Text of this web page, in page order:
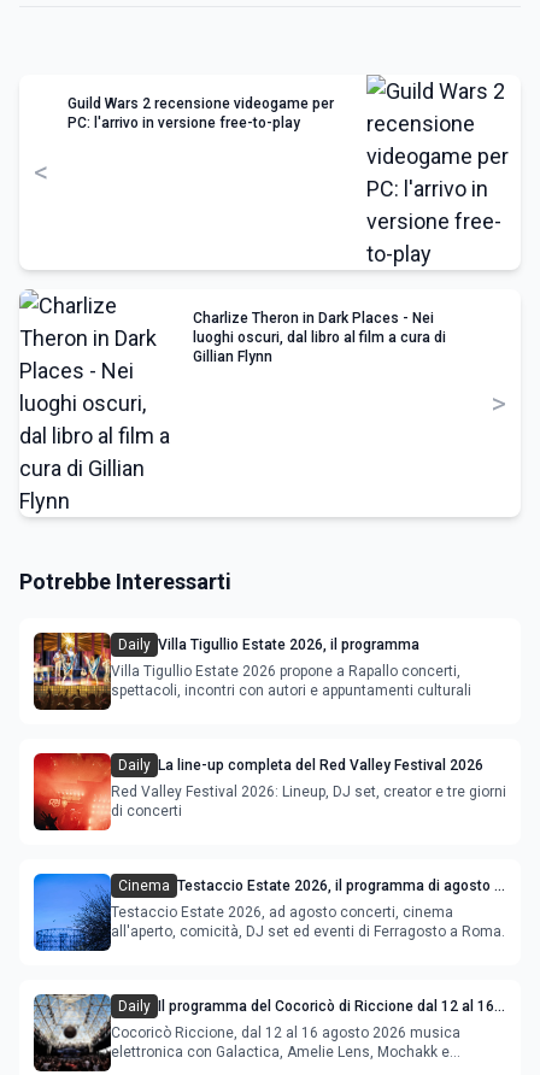
<
Guild Wars 2 recensione videogame per
PC: l'arrivo in versione free-to-play
Charlize Theron in Dark Places - Nei
luoghi oscuri, dal libro al film a cura di
Gillian Flynn
>
Potrebbe Interessarti
Daily Villa Tigullio Estate 2026, il programma
Villa Tigullio Estate 2026 propone a Rapallo concerti,
spettacoli, incontri con autori e appuntamenti culturali
Daily La line-up completa del Red Valley Festival 2026
Red Valley Festival 2026: Lineup, DJ set, creator e tre giorni
di concerti
Cinema Testaccio Estate 2026, il programma di agosto e
Ferragosto
Testaccio Estate 2026, ad agosto concerti, cinema
all'aperto, comicità, DJ set ed eventi di Ferragosto a Roma.
Daily
Il programma del Cocoricò di Riccione dal 12 al 16
agosto 2026
Cocoricò Riccione, dal 12 al 16 agosto 2026 musica
elettronica con Galactica, Amelie Lens, Mochakk e